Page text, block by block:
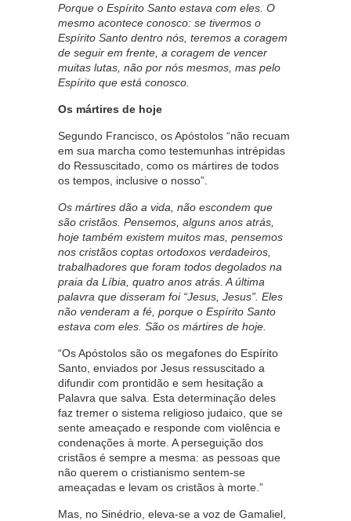
Porque o Espírito Santo estava com eles. O
mesmo acontece conosco: se tivermos o
Espírito Santo dentro nós, teremos a coragem
de seguir em frente, a coragem de vencer
muitas lutas, não por nós mesmos, mas pelo
Espírito que está conosco.
Os mártires de hoje
Segundo Francisco, os Apóstolos “não recuam
em sua marcha como testemunhas intrépidas
do Ressuscitado, como os mártires de todos
os tempos, inclusive o nosso”.
Os mártires dão a vida, não escondem que
são cristãos. Pensemos, alguns anos atrás,
hoje também existem muitos mas, pensemos
nos cristãos coptas ortodoxos verdadeiros,
trabalhadores que foram todos degolados na
praia da Líbia, quatro anos atrás. A última
palavra que disseram foi “Jesus, Jesus”. Eles
não venderam a fé, porque o Espírito Santo
estava com eles. São os mártires de hoje.
“Os Apóstolos são os megafones do Espírito
Santo, enviados por Jesus ressuscitado a
difundir com prontidão e sem hesitação a
Palavra que salva. Esta determinação deles
faz tremer o sistema religioso judaico, que se
sente ameaçado e responde com violência e
condenações à morte. A perseguição dos
cristãos é sempre a mesma: as pessoas que
não querem o cristianismo sentem-se
ameaçadas e levam os cristãos à morte.”
Mas, no Sinédrio, eleva-se a voz de Gamaliel,